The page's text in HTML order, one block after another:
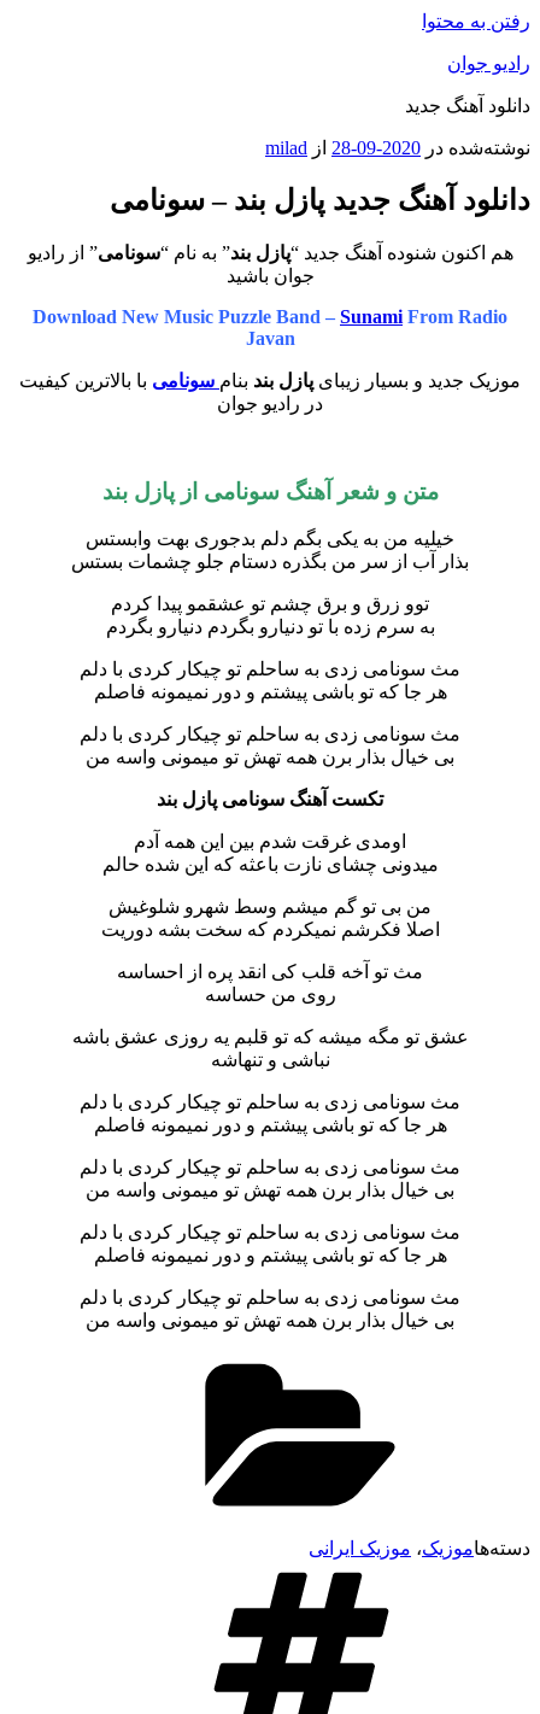
رفتن به محتوا
رادیو جوان
دانلود آهنگ جدید
نوشته‌شده در 2020-09-28 از milad
دانلود آهنگ جدید پازل بند – سونامی
هم اکنون شنوده آهنگ جدید “پازل بند” به نام “سونامی” از رادیو
جوان باشید
Download New Music Puzzle Band – Sunami From Radio
Javan
موزیک جدید و بسیار زیبای پازل بند بنام سونامی با بالاترین کیفیت
در رادیو جوان
متن و شعر آهنگ سونامی از پازل بند
خیلیه من به یکی بگم دلم بدجوری بهت وابستس
بذار آب از سر من بگذره دستام جلو چشمات بستس
توو زرق و برق چشم تو عشقمو پیدا کردم
به سرم زده با تو دنیارو بگردم دنیارو بگردم
مث سونامی زدی به ساحلم تو چیکار کردی با دلم
هر جا که تو باشی پیشتم و دور نمیمونه فاصلم
مث سونامی زدی به ساحلم تو چیکار کردی با دلم
بی خیال بذار برن همه تهش تو میمونی واسه من
تکست آهنگ سونامی پازل بند
اومدی غرقت شدم بین این همه آدم
میدونی چشای نازت باعثه که این شده حالم
من بی تو گم میشم وسط شهرو شلوغیش
اصلا فکرشم نمیکردم که سخت بشه دوریت
مث تو آخه قلب کی انقد پره از احساسه
روی من حساسه
عشق تو مگه میشه که تو قلبم یه روزی عشق باشه
نباشی و تنهاشه
مث سونامی زدی به ساحلم تو چیکار کردی با دلم
هر جا که تو باشی پیشتم و دور نمیمونه فاصلم
مث سونامی زدی به ساحلم تو چیکار کردی با دلم
بی خیال بذار برن همه تهش تو میمونی واسه من
مث سونامی زدی به ساحلم تو چیکار کردی با دلم
هر جا که تو باشی پیشتم و دور نمیمونه فاصلم
مث سونامی زدی به ساحلم تو چیکار کردی با دلم
بی خیال بذار برن همه تهش تو میمونی واسه من
دسته‌هاموزیک، موزیک ایرانی